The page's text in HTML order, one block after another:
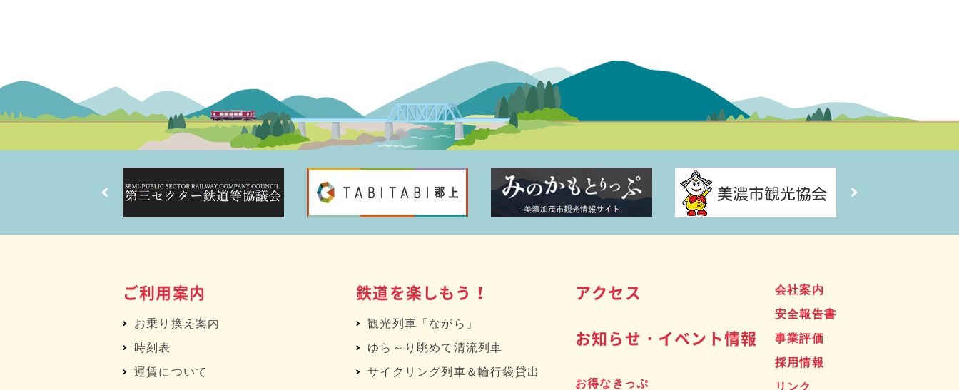
ご利用案内
お乗り換え案内
時刻表
運賃について
鉄道を楽しもう！
観光列車「ながら」
ゆら～り眺めて清流列車
サイクリング列車＆輪行袋貸出
アクセス
お知らせ・イベント情報
お得なきっぷ
会社案内
安全報告書
事業評価
採用情報
リンク